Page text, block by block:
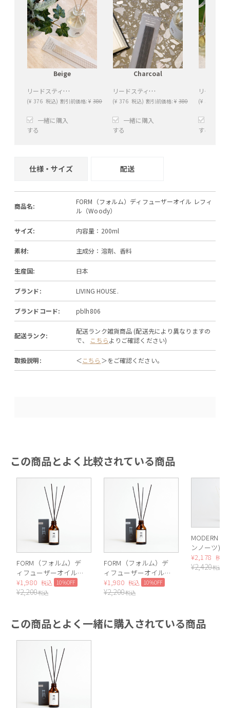
Beige
リードスティック（Beige）
(¥ 376 税込) 割引前価格:¥ 380
一緒に購入
する
Charcoal
リードスティック（Charcoal）
(¥ 376 税込) 割引前価格: ¥ 380
一緒に購入
する
(¥
する
仕様・サイズ 配送
商品名:
FORM（フォルム）ディフューザーオイル レフィ
ル（Woody）
サイズ: 内容量：200ml
素材: 主成分：溶剤、香料
生産国: 日本
ブランド: LIVING HOUSE.
ブランドコード: pblh806
配送ランク:
配送ランク雑貨商品 (配送先により異なりますの
で、 こちらよりご確認ください)
取扱説明: ＜こちら ＞をご確認ください。
この商品とよく比較されている商品
FORM（フォルム）デ
ィフューザーオイル
100ml（Woody）
¥1,980 税込 10%OFF
¥2,200税込
FORM（フォルム）デ
ィフューザーオイル
100ml（Musk）
¥1,980 税込 10%OFF
¥2,200税込
MODERN
ンノーツ)
クション デ
ザー ミニ
¥2,178 税込
¥2,420税込
この商品とよく一緒に購入されている商品